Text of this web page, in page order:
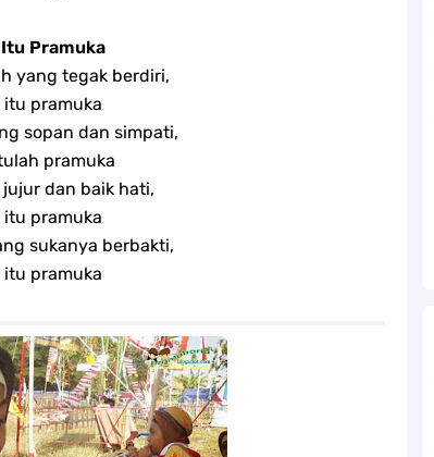
Pramuka Indonesia
Full Lirik
Muhammad SAW
Itu Pramuka
yang tegak berdiri,
itu pramuka
sopan dan simpati,
pramuka
jujur dan baik hati,
itu pramuka
sukanya berbakti,
itu pramuka